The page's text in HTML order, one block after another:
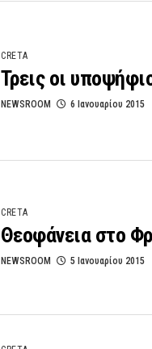
CRETA
Τρεις οι
NEWSROOM 6 Ιανουαρίου 2015
CRETA
Θεοφάνεια στο
NEWSROOM 5 Ιανουαρίου 2015